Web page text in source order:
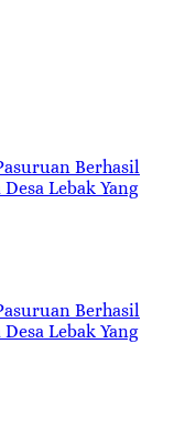
Berhasil
Lebak Yang
Berhasil
Lebak Yang